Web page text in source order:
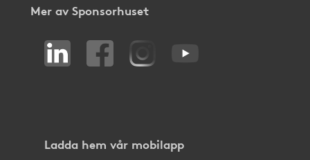
Mer av Sponsorhuset
Ladda hem vår mobilapp